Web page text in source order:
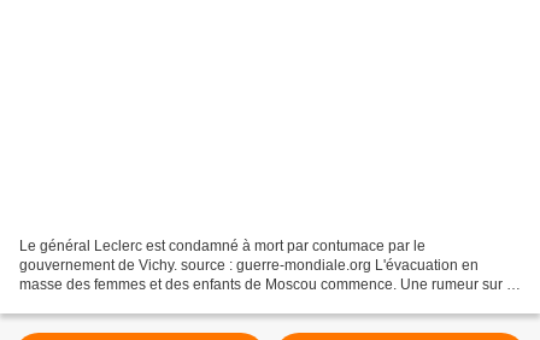
Le général Leclerc est condamné à mort par contumace par le
gouvernement de Vichy. source : guerre-mondiale.org L'évacuation en
masse des femmes et des enfants de Moscou commence. Une rumeur sur la